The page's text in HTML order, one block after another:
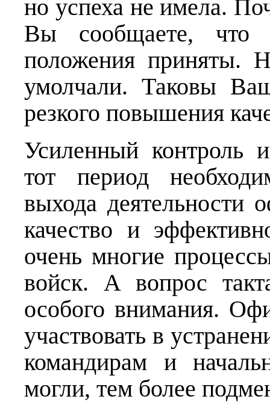
но успеха не имела.
Вы сообщаете, что
положения приняты.
умолчали. Таковы
резкого повышения
Усиленный контроль
тот период
выхода деятельности
качество и
очень многие
войск. А вопрос
особого внимания.
участвовать в
командирам и
могли, тем более